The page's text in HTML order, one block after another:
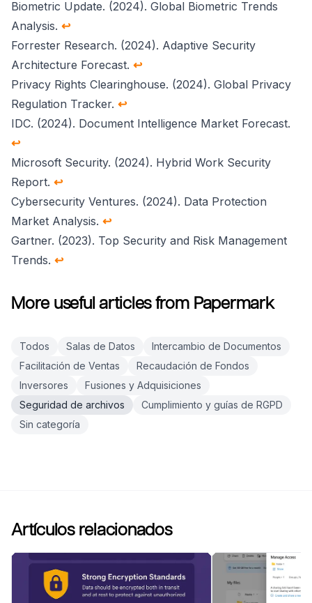
Biometric Update. (2024). Global Biometric Trends
Analysis. ↩
Forrester Research. (2024). Adaptive Security
Architecture Forecast. ↩
Privacy Rights Clearinghouse. (2024). Global Privacy
Regulation Tracker. ↩
IDC. (2024). Document Intelligence Market Forecast.
↩
Microsoft Security. (2024). Hybrid Work Security
Report. ↩
Cybersecurity Ventures. (2024). Data Protection
Market Analysis. ↩
Gartner. (2023). Top Security and Risk Management
Trends. ↩
More useful articles from Papermark
Todos Salas de Datos
Intercambio de Documentos
Facilitación de Ventas
Recaudación de Fondos
Inversores
Fusiones y Adquisiciones
Seguridad de archivos
Cumplimiento y guías de RGPD
Sin categoría
Artículos relacionados